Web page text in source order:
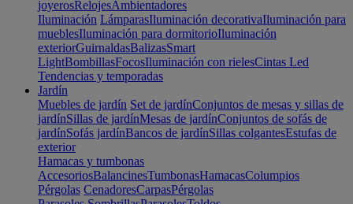
joyerosRelojesAmbientadores
Iluminación LámparasIluminación decorativaIluminación para
mueblesIluminación para dormitorioIluminación
exteriorGuirnaldasBalizasSmart
LightBombillasFocosIluminación con rielesCintas Led
Tendencias y temporadas
Jardín
Muebles de jardín Set de jardínConjuntos de mesas y sillas de
jardínSillas de jardínMesas de jardínConjuntos de sofás de
jardínSofás jardínBancos de jardínSillas colgantesEstufas de
exterior
Hamacas y tumbonas
AccesoriosBalancinesTumbonasHamacasColumpios
Pérgolas CenadoresCarpasPérgolas